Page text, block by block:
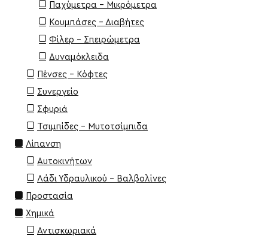
Παχύμετρα - Μικρόμετρα
Κουμπάσες - Διαβήτες
Φίλερ - Σπειρώμετρα
Δυναμόκλειδα
Πένσες - Κόφτες
Συνεργείο
Σφυριά
Τσιμπίδες - Μυτοτσίμπιδα
Λίπανση
Αυτοκινήτων
Λάδι Υδραυλικού - Βαλβολίνες
Προστασία
Χημικά
Αντισκωριακά